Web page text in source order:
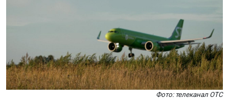
Фото: телеканал ОТС